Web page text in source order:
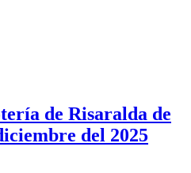
de Risaralda de
del 2025